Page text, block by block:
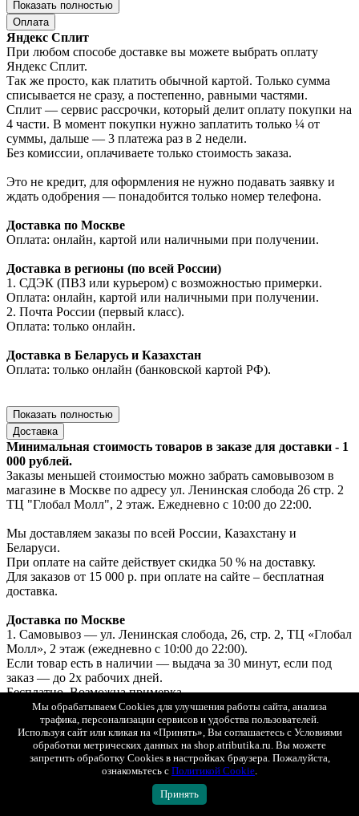
Показать полностью
Оплата
Яндекс Сплит
При любом способе доставке вы можете выбрать оплату
Яндекс Сплит.
Так же просто, как платить обычной картой. Только сумма
списывается не сразу, а постепенно, равными частями.
Сплит — сервис рассрочки, который делит оплату покупки на
4 части. В момент покупки нужно заплатить только ¼ от
суммы, дальше — 3 платежа раз в 2 недели.
Без комиссии, оплачиваете только стоимость заказа.
Это не кредит, для оформления не нужно подавать заявку и
ждать одобрения — понадобится только номер телефона.
Доставка по Москве
Оплата: онлайн, картой или наличными при получении.
Доставка в регионы (по всей России)
1. СДЭК (ПВЗ или курьером) с возможностью примерки.
Оплата: онлайн, картой или наличными при получении.
2. Почта России (первый класс).
Оплата: только онлайн.
Доставка в Беларусь и Казахстан
Оплата: только онлайн (банковской картой РФ).
Показать полностью
Доставка
Минимальная стоимость товаров в заказе для доставки - 1
000 рублей.
Заказы меньшей стоимостью можно забрать самовывозом в
магазине в Москве по адресу ул. Ленинская слобода 26 стр. 2
ТЦ "Глобал Молл", 2 этаж. Ежедневно с 10:00 до 22:00.
Мы доставляем заказы по всей России, Казахстану и
Беларуси.
При оплате на сайте действует скидка 50 % на доставку.
Для заказов от 15 000 р. при оплате на сайте – бесплатная
доставка.
Доставка по Москве
1. Самовывоз — ул. Ленинская слобода, 26, стр. 2, ТЦ «Глобал
Молл», 2 этаж (ежедневно с 10:00 до 22:00).
Если товар есть в наличии — выдача за 30 минут, если под
заказ — до 2х рабочих дней.
Бесплатно. Возможна примерка.
Оплата: онлайн, картой или наличными при получении.
2. Курьерская доставка «Интеграл» с возможностью
примерки.
Стоимость доставки при онлайн-оплате — 250 ₽.
Стоимость доставки при оплате при получении — 500 ₽.
3. СДЭК (самовывоз из ПВЗ) с возможностью примерки.
Стоимость рассчитывается в корзине.
Мы обрабатываем Cookies для улучшения работы сайта, анализа
трафика, персонализации сервисов и удобства пользователей.
Используя сайт или кликая на «Принять», Вы соглашаетесь с Условиями
обработки метрических данных на shop.atributika.ru. Вы можете
запретить обработку Cookies в настройках браузера. Пожалуйста,
ознакомьтесь с Политикой Cookie.
Принять